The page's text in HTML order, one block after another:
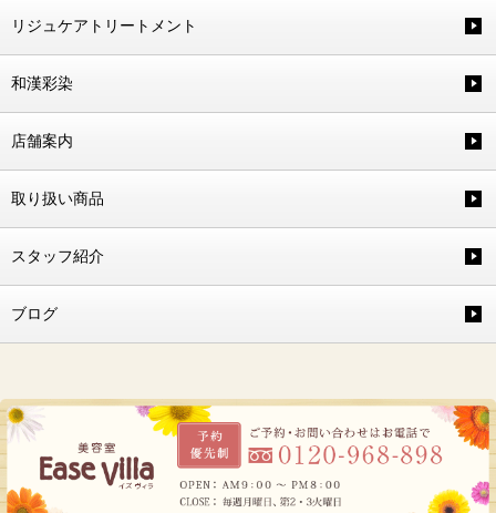
リジュケアトリートメント
和漢彩染
店舗案内
取り扱い商品
スタッフ紹介
ブログ